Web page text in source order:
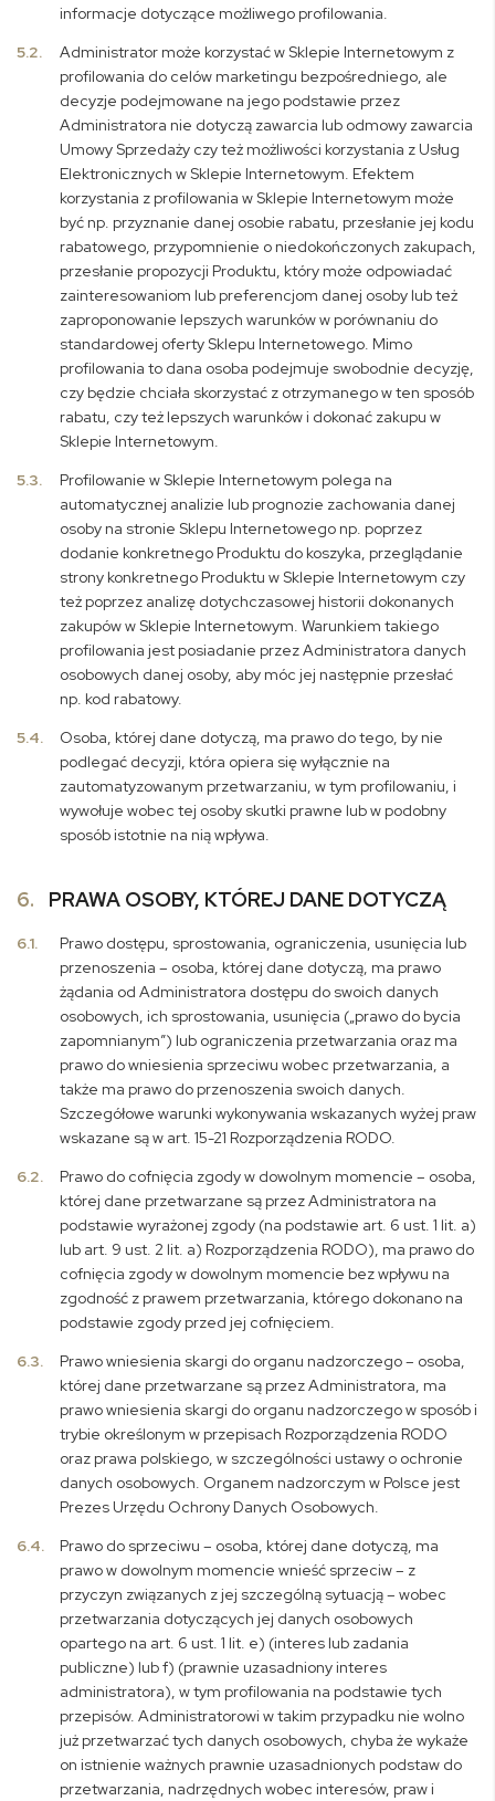
informacje dotyczące możliwego profilowania.
5.2.
Administrator może korzystać w Sklepie Internetowym z
profilowania do celów marketingu bezpośredniego, ale
decyzje podejmowane na jego podstawie przez
Administratora nie dotyczą zawarcia lub odmowy zawarcia
Umowy Sprzedaży czy też możliwości korzystania z Usług
Elektronicznych w Sklepie Internetowym. Efektem
korzystania z profilowania w Sklepie Internetowym może
być np. przyznanie danej osobie rabatu, przesłanie jej kodu
rabatowego, przypomnienie o niedokończonych zakupach,
przesłanie propozycji Produktu, który może odpowiadać
zainteresowaniom lub preferencjom danej osoby lub też
zaproponowanie lepszych warunków w porównaniu do
standardowej oferty Sklepu Internetowego. Mimo
profilowania to dana osoba podejmuje swobodnie decyzję,
czy będzie chciała skorzystać z otrzymanego w ten sposób
rabatu, czy też lepszych warunków i dokonać zakupu w
Sklepie Internetowym.
5.3.
Profilowanie w Sklepie Internetowym polega na
automatycznej analizie lub prognozie zachowania danej
osoby na stronie Sklepu Internetowego np. poprzez
dodanie konkretnego Produktu do koszyka, przeglądanie
strony konkretnego Produktu w Sklepie Internetowym czy
też poprzez analizę dotychczasowej historii dokonanych
zakupów w Sklepie Internetowym. Warunkiem takiego
profilowania jest posiadanie przez Administratora danych
osobowych danej osoby, aby móc jej następnie przesłać
np. kod rabatowy.
5.4.
Osoba, której dane dotyczą, ma prawo do tego, by nie
podlegać decyzji, która opiera się wyłącznie na
zautomatyzowanym przetwarzaniu, w tym profilowaniu, i
wywołuje wobec tej osoby skutki prawne lub w podobny
sposób istotnie na nią wpływa.
6. PRAWA OSOBY, KTÓREJ DANE DOTYCZĄ
6.1.
Prawo dostępu, sprostowania, ograniczenia, usunięcia lub
przenoszenia – osoba, której dane dotyczą, ma prawo
żądania od Administratora dostępu do swoich danych
osobowych, ich sprostowania, usunięcia („prawo do bycia
zapomnianym”) lub ograniczenia przetwarzania oraz ma
prawo do wniesienia sprzeciwu wobec przetwarzania, a
także ma prawo do przenoszenia swoich danych.
Szczegółowe warunki wykonywania wskazanych wyżej praw
wskazane są w art. 15-21 Rozporządzenia RODO.
6.2.
Prawo do cofnięcia zgody w dowolnym momencie – osoba,
której dane przetwarzane są przez Administratora na
podstawie wyrażonej zgody (na podstawie art. 6 ust. 1 lit. a)
lub art. 9 ust. 2 lit. a) Rozporządzenia RODO), ma prawo do
cofnięcia zgody w dowolnym momencie bez wpływu na
zgodność z prawem przetwarzania, którego dokonano na
podstawie zgody przed jej cofnięciem.
6.3.
Prawo wniesienia skargi do organu nadzorczego– osoba,
której dane przetwarzane są przez Administratora, ma
prawo wniesienia skargi do organu nadzorczego w sposób i
trybie określonym w przepisach Rozporządzenia RODO
oraz prawa polskiego, w szczególności ustawy o ochronie
danych osobowych. Organem nadzorczym w Polsce jest
Prezes Urzędu Ochrony Danych Osobowych.
6.4.
Prawo do sprzeciwu – osoba, której dane dotyczą, ma
prawo w dowolnym momencie wnieść sprzeciw – z
przyczyn związanych z jej szczególną sytuacją – wobec
przetwarzania dotyczących jej danych osobowych
opartego na art. 6 ust. 1 lit. e) (interes lub zadania
publiczne) lub f) (prawnie uzasadniony interes
administratora), w tym profilowania na podstawie tych
przepisów. Administratorowi w takim przypadku nie wolno
już przetwarzać tych danych osobowych, chyba że wykaże
on istnienie ważnych prawnie uzasadnionych podstaw do
przetwarzania, nadrzędnych wobec interesów, praw i